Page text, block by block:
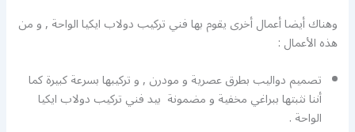
وهناك أيضا أعمال أخرى يقوم بها فني تركيب دولاب ايكيا الواحة , و من
هذه الأعمال :
تصميم دواليب بطرق عصرية و مودرن , و تركيبها بسرعة كبيرة كما
أننا نثبتها ببراغي مخفية و مضمونة بيد فني تركيب دولاب ايكيا
الواحة .